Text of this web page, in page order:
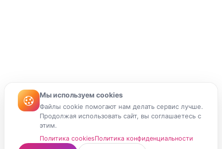
Мы используем cookies
Файлы cookie помогают нам делать сервис лучше.
Продолжая использовать сайт, вы соглашаетесь с
этим.
Политика cookiesПолитика конфиденциальности